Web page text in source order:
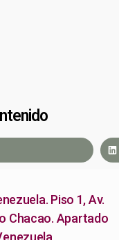
Piso 1, Av.
Chacao. Apartado